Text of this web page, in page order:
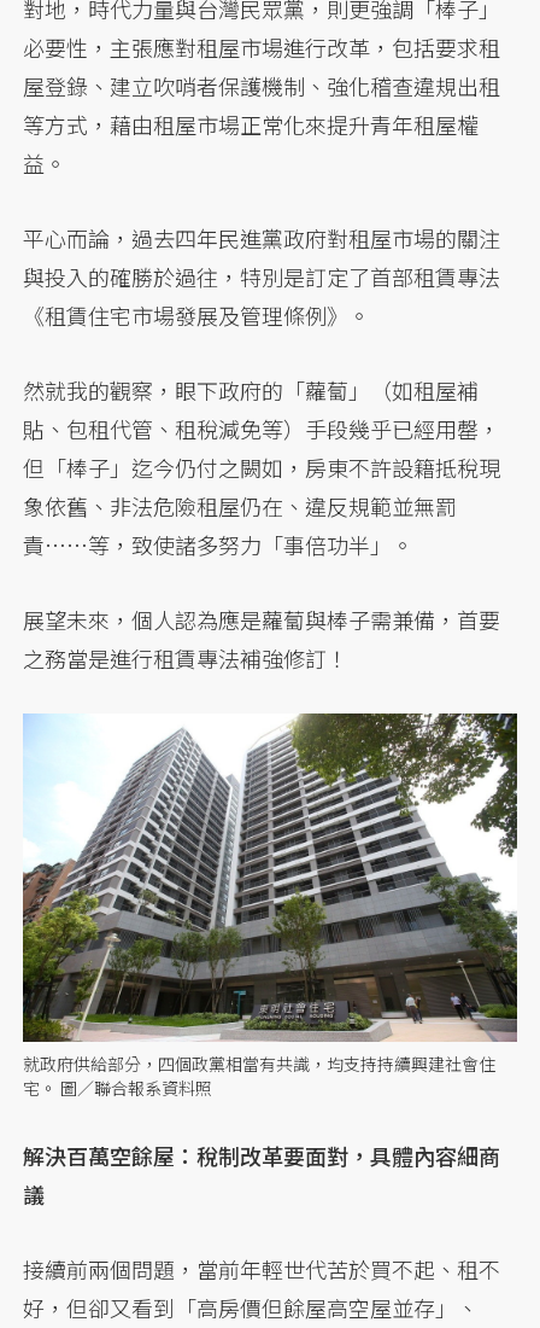
對地，時代力量與台灣民眾黨，則更強調「棒子」
必要性，主張應對租屋市場進行改革，包括要求租
屋登錄、建立吹哨者保護機制、強化稽查違規出租
等方式，藉由租屋市場正常化來提升青年租屋權
益。
平心而論，過去四年民進黨政府對租屋市場的關注
與投入的確勝於過往，特別是訂定了首部租賃專法
《租賃住宅市場發展及管理條例》。
然就我的觀察，眼下政府的「蘿蔔」（如租屋補
貼、包租代管、租稅減免等）手段幾乎已經用罄，
但「棒子」迄今仍付之闕如，房東不許設籍抵稅現
象依舊、非法危險租屋仍在、違反規範並無罰
責……等，致使諸多努力「事倍功半」。
展望未來，個人認為應是蘿蔔與棒子需兼備，首要
之務當是進行租賃專法補強修訂！
就政府供給部分，四個政黨相當有共識，均支持持續興建社會住
宅。 圖／聯合報系資料照
解決百萬空餘屋：稅制改革要面對，具體內容細商
議
接續前兩個問題，當前年輕世代苦於買不起、租不
好，但卻又看到「高房價但餘屋高空屋並存」、